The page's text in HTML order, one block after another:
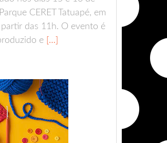
CERET Tatuapé, em
partir das 11h. O evento é
e […]